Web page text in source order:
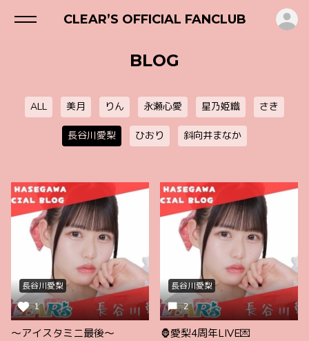
CLEAR’S OFFICIAL FANCLUB
BLOG
ALL 美月 りん 永瀬心愛 星乃姫織 さき
長谷川愛梨 ひおり 斜向井まなか
長谷川愛梨
1
〜アイスタミニ最後〜
長谷川愛梨
2
🦍愛梨4周年LIVE💌